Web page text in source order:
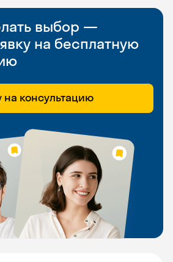
выбор —
на бесплатную
на консультацию